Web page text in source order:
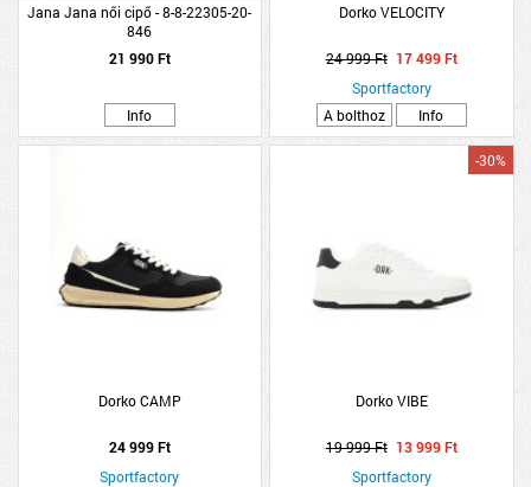
Jana Jana női cipő - 8-8-22305-20-
846
21 990 Ft
Info
Dorko VELOCITY
24 999 Ft 17 499 Ft
Sportfactory
A bolthoz
Info
Dorko CAMP
24 999 Ft
Sportfactory
Dorko VIBE
-30%
19 999 Ft 13 999 Ft
Sportfactory